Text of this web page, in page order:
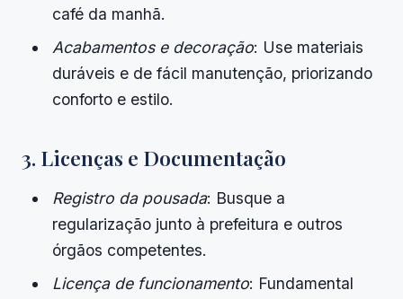
café da manhã.
Acabamentos e decoração: Use materiais
duráveis e de fácil manutenção, priorizando
conforto e estilo.
3. Licenças e Documentação
Registro da pousada: Busque a
regularização junto à prefeitura e outros
órgãos competentes.
Licença de funcionamento: Fundamental